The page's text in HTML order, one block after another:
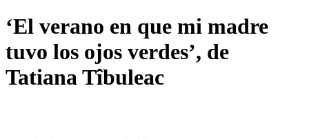
‘El verano en que mi madre
tuvo los ojos verdes’, de
Tatiana Tîbuleac